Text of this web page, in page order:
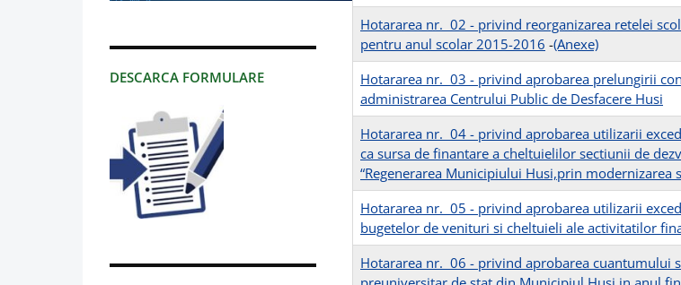
DESCARCA FORMULARE
Hotararea nr. 02 - privind reorganizarea retelei
pentru anul scolar 2015-2016 -(Anexe)
Hotararea nr. 03 - privind aprobarea prelungirii
administrarea Centrului Public de Desfacere Husi
Hotararea nr. 04 - privind aprobarea utilizarii
ca sursa de finantare a cheltuielilor sectiunii de
“Regenerarea Municipiului Husi,prin modernizarea
Hotararea nr. 05 - privind aprobarea utilizarii
bugetelor de venituri si cheltuieli ale activitatilor
Hotararea nr. 06 - privind aprobarea cuantumului